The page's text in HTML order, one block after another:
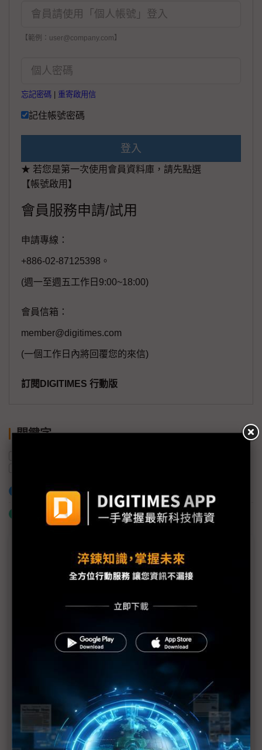
【範例：user@company.com】
忘記密碼 重寄啟用信
記住帳號密碼
登入
★ 若您是第一次使用會員資料庫，請先點選
【帳號啟用】
會員服務申請/試用
申請專線：
+886-02-87125398。
(週一至週五工作日9:00~18:00)
會員信箱：
member@digitimes.com
(一個工作日內將回覆您的來信)
訂閱DIGITIMES 行動版
關鍵字
加入已選取到「關鍵字追蹤」
什麼是「關鍵字追蹤」
議題精選－顯示業追「白色商機」
樂金追「白色商機」 目標醫療監視器前三大
搭「以舊換新」東風 偏光板廠急單現
醫療、工業檢測新利器：鈣鈦礦X光感測
不只車用、PMIC 群創FOPLP瞄準高階應用
引題：從面板製造轉型解決方案提供者
主標：三大擎天柱 撐起友達變身記
中國顯示器削價競爭 全台藉高附加價值產品衝毛利